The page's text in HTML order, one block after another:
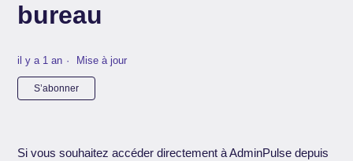
bureau
il y a 1 an Mise à jour
S’abonner
Si vous souhaitez accéder directement à AdminPulse depuis